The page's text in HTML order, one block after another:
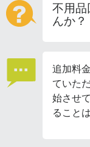
不用
んか？
追加料
ていた
始させ
ること